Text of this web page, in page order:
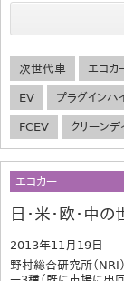
次世代車 エコカ
EV プラグインハ
FCEV クリーン
エコカー
日・米・欧・中
2013年11月19日
野村総合研究所（NRI